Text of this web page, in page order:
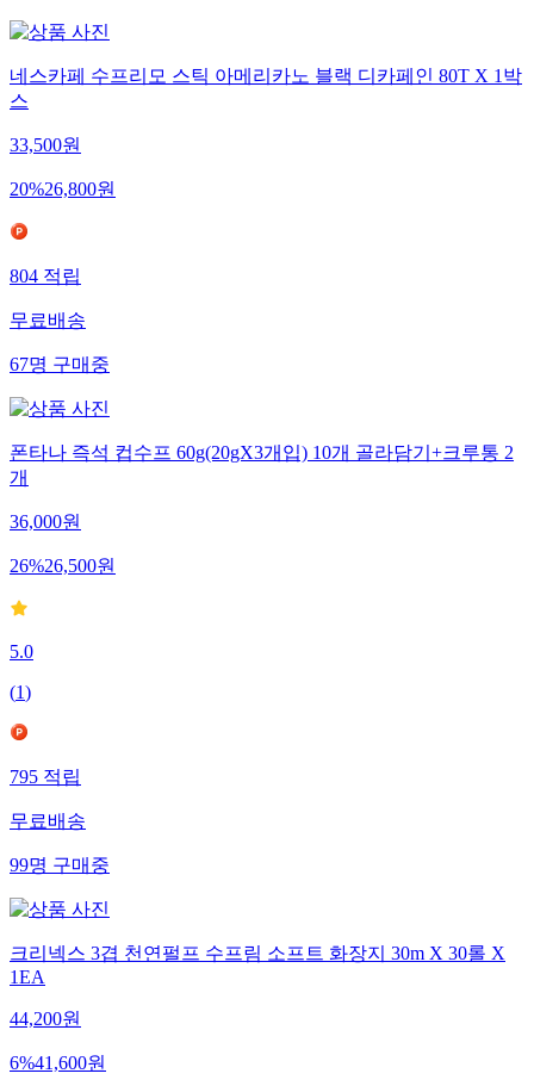
네스카페 수프리모 스틱 아메리카노 블랙 디카페인 80T X 1박
스
33,500원
20%26,800원
804적립
무료배송
67명구매중
폰타나 즉석 컵수프 60g(20gX3개입) 10개 골라담기+크루통 2
개
36,000원
26%26,500원
5.0
(1)
795적립
무료배송
99명구매중
크리넥스 3겹 천연펄프 수프림 소프트 화장지 30m X 30롤 X
1EA
44,200원
6%41,600원